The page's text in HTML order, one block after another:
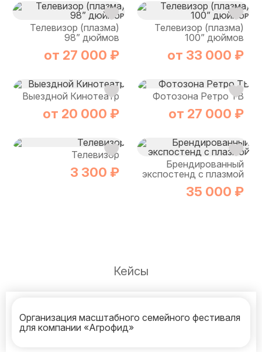
Телевизор (плазма)
98” дюймов
от 27 000 ₽
Телевизор (плазма)
100” дюймов
от 33 000 ₽
Выездной Кинотеатр
от 20 000 ₽
Фотозона Ретро ТВ
от 27 000 ₽
Телевизор
3 300 ₽
Брендированный
экспостенд с плазмой
35 000 ₽
Кейсы
Организация масштабного семейного фестиваля
для компании «Агрофид»